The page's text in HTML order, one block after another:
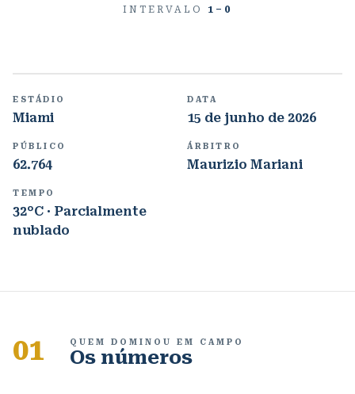
INTERVALO 1 – 0
ESTÁDIO
Miami
DATA
15 de junho de 2026
PÚBLICO
62.764
ÁRBITRO
Maurizio Mariani
TEMPO
32°C · Parcialmente
nublado
01 QUEM DOMINOU EM CAMPO
Os números